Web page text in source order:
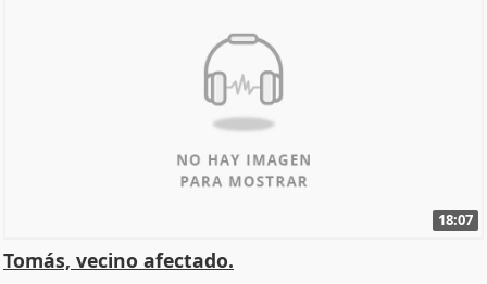
18:07
Tomás, vecino afectado.